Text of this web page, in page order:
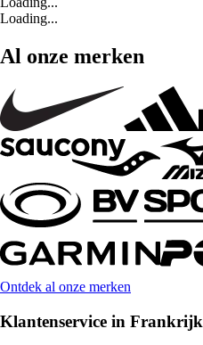
Loading...
Al onze merken
Ontdek al onze merken
Klantenservice in Frankrijk